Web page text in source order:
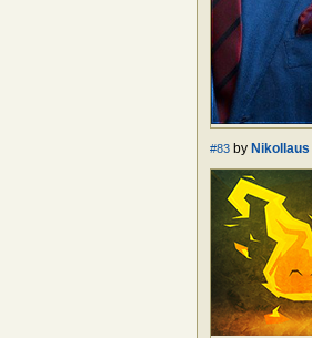
#83 by Nikollaus